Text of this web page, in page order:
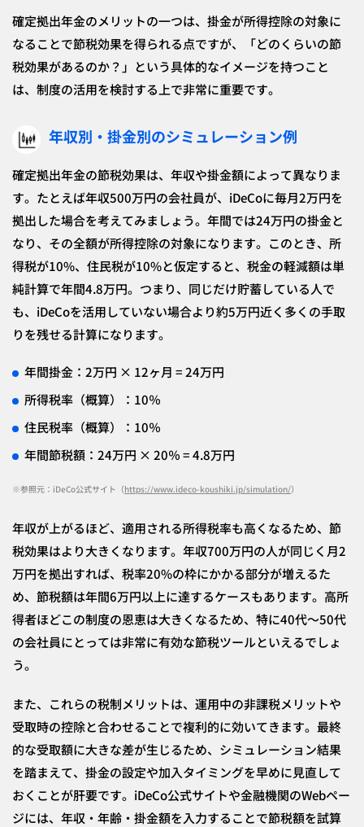
確定拠出年金のメリットの一つは、掛金が所得控除の対象に
なることで節税効果を得られる点ですが、「どのくらいの節
税効果があるのか？」という具体的なイメージを持つこと
は、制度の活用を検討する上で非常に重要です。
年収別・掛金別のシミュレーション例
確定拠出年金の節税効果は、年収や掛金額によって異なりま
す。たとえば年収500万円の会社員が、iDeCoに毎月2万円を
拠出した場合を考えてみましょう。年間では24万円の掛金と
なり、その全額が所得控除の対象になります。このとき、所
得税が10%、住民税が10%と仮定すると、税金の軽減額は単
純計算で年間4.8万円。つまり、同じだけ貯蓄している人で
も、iDeCoを活用していない場合より約5万円近く多くの手取
りを残せる計算になります。
年間掛金：2万円 × 12ヶ月 = 24万円
所得税率（概算）：10％
住民税率（概算）：10％
年間節税額：24万円 × 20％ = 4.8万円
※参照元：iDeCo公式サイト（https://www.ideco-koushiki.jp/simulation/）
年収が上がるほど、適用される所得税率も高くなるため、節
税効果はより大きくなります。年収700万円の人が同じく月2
万円を拠出すれば、税率20%の枠にかかる部分が増えるた
め、節税額は年間6万円以上に達するケースもあります。高所
得者ほどこの制度の恩恵は大きくなるため、特に40代～50代
の会社員にとっては非常に有効な節税ツールといえるでしょ
う。
また、これらの税制メリットは、運用中の非課税メリットや
受取時の控除と合わせることで複利的に効いてきます。最終
的な受取額に大きな差が生じるため、シミュレーション結果
を踏まえて、掛金の設定や加入タイミングを早めに見直して
おくことが肝要です。iDeCo公式サイトや金融機関のWebペー
ジには、年収・年齢・掛金額を入力することで節税額を試算